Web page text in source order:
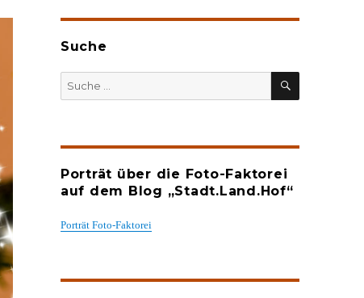
Suche
SUCHEN
Porträt über die Foto-Faktorei
auf dem Blog „Stadt.Land.Hof“
Porträt Foto-Faktorei